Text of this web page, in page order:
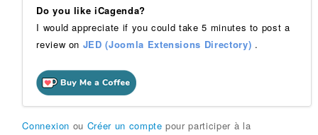
Do you like iCagenda?
I would appreciate if you could take 5 minutes to post a
review on JED (Joomla Extensions Directory) .
Connexion ou Créer un compte pour participer à la